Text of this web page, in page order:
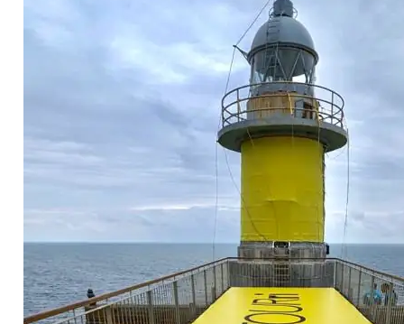
Pop Ups
Banderas
Carpas
Contacto